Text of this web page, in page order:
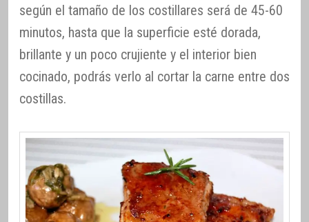
según el tamaño de los costillares será de 45-60
minutos, hasta que la superficie esté dorada,
brillante y un poco crujiente y el interior bien
cocinado, podrás verlo al cortar la carne entre dos
costillas.